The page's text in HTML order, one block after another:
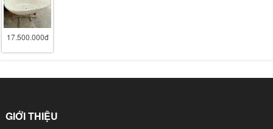
17.500.000đ
GIỚI THIỆU